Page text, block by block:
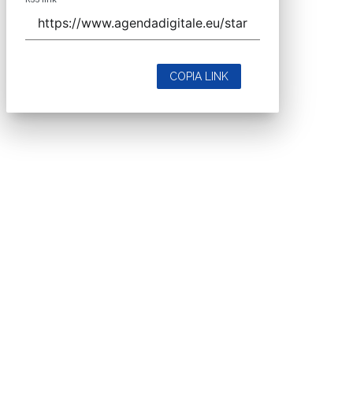
COPIA LINK